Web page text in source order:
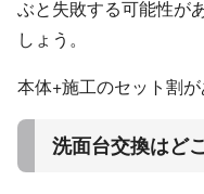
ぶと失敗する可能性が
しょう。
本体+施工のセット割が
洗面台交換はど